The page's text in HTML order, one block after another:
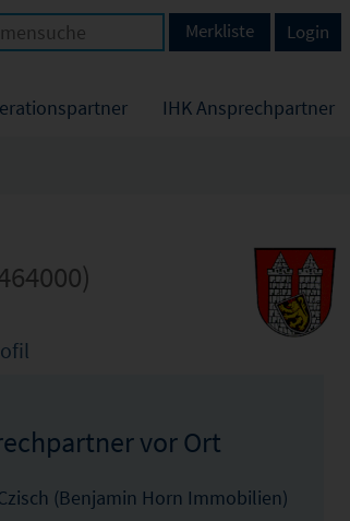
IHK Ansprechpartner
Login
Merkliste
vor Ort
(Benjamin Horn Immobilien)